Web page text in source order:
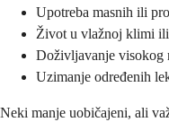
Upotreba masnih ili
Život u vlažnoj klimi ili
Doživljavanje visokog
Uzimanje određenih
Neki manje uobičajeni, ali